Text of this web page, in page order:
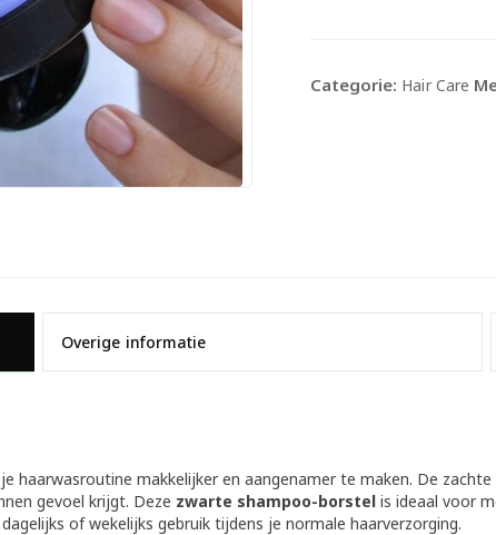
Categorie: Hair Care
Overige informatie
haarwasroutine makkelijker en aangenamer te maken. De
gevoel krijgt. Deze zwarte shampoo-borstelis ideaal voor
of wekelijks gebruik tijdens je normale haarverzorging.